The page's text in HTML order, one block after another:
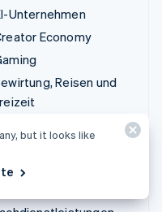
Unternehmen
Economy
Reisen und
but it looks like